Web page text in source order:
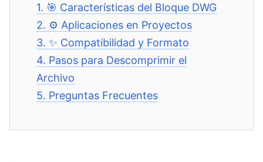
1. 🎯 Características del Bloque DWG
2. ⚙️ Aplicaciones en Proyectos
3.✨ Compatibilidad y Formato
4. Pasos para Descomprimir el
Archivo
5. Preguntas Frecuentes